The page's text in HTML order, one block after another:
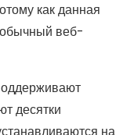
как данная
обычный веб-
десятки